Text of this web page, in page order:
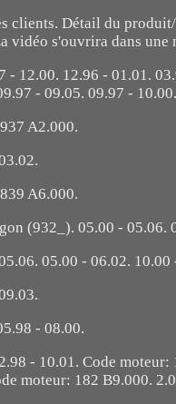
clients. Détail du
vidéo s'ouvrira dans une
12.00. 12.96 - 01.01.
- 09.05. 09.97 -
A2.000.
A6.000.
(932_). 05.00 - 05.06.
05.00 - 06.02. 10.00
- 08.00.
- 10.01. Code moteur:
moteur: 182 B9.000.